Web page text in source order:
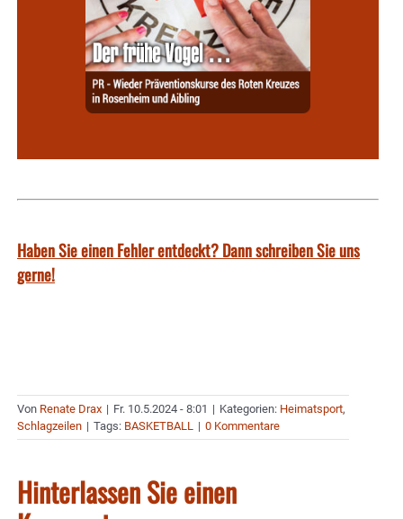
Haben Sie einen Fehler entdeckt? Dann schreiben Sie uns
gerne!
Von Renate Drax | Fr. 10.5.2024 - 8:01 | Kategorien: Heimatsport,
Schlagzeilen | Tags: BASKETBALL | 0 Kommentare
Hinterlassen Sie einen